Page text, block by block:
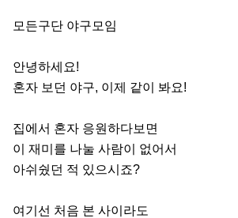
모든구단 야구모임
안녕하세요!
혼자 보던 야구, 이제 같이 봐요!
집에서 혼자 응원하다보면
이 재미를 나눌 사람이 없어서
아쉬쉈던 적 있으시죠?
여기선 처음 본 사이라도